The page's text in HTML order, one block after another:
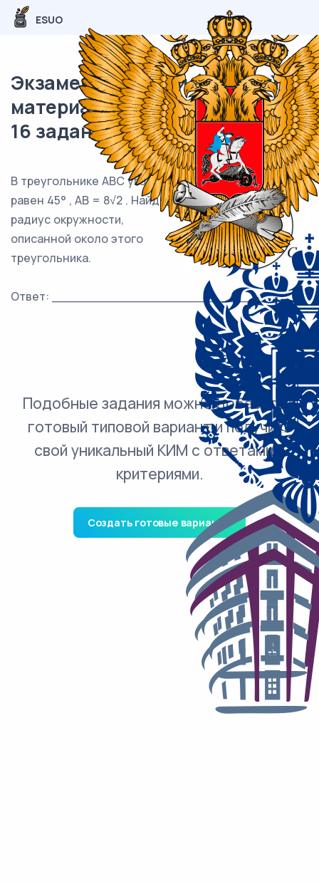
ESUO
Экзаменационный (типовой)
материал ОГЭ / Математика /
16 задания (24) / 91
В треугольнике ABC угол C
равен 45° , AB = 8√2 . Найдите
радиус окружности,
описанной около этого
треугольника.
Ответ: ___________________________.
Подобные задания можно добавить в
готовый типовой вариант и получить
свой уникальный КИМ с ответами и
критериями.
Создать готовые варианты